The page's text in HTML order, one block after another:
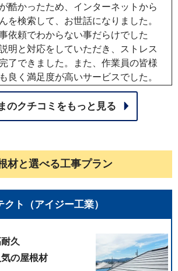
酷かったため、インターネットから
を検索して、お世話になりました。
依頼でわからない事だらけでした
明と対応をしていただき、ストレス
了できました。また、作業員の皆様
良く満足度が高いサービスでした。
紹介したいと思いました。
テイガクさんに辿り着きました。 作
寧活早く仕上げて頂き、雨樋もすっ
なりました。 テイガクさんにお願い
かったです。
2026年05月24日
家の屋根の修理をお願いしました。
やすくカバー工法のお見積りをご提
信頼してお任せしました。結果、テ
のクチコミをもっと見る
材と選べる工事プラン
ト（アイジー工業）
久
の屋根材